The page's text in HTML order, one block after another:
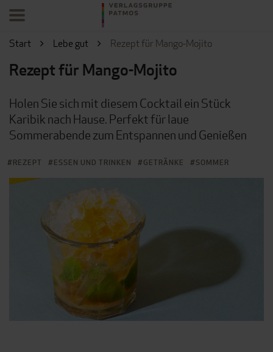
Start Lebe gut Rezept für Mango-Mojito
Rezept für Mango-Mojito
Holen Sie sich mit diesem Cocktail ein Stück
Karibik nach Hause. Perfekt für laue
Sommerabende zum Entspannen und Genießen
REZEPT ESSEN UND TRINKEN GETRÄNKE SOMMER